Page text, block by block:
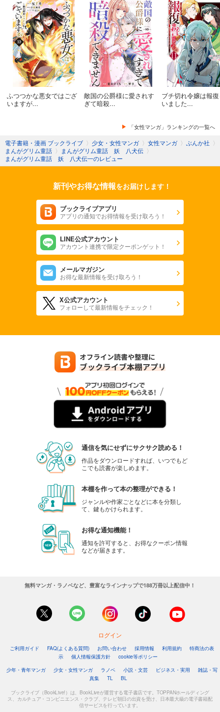
ふつつかな悪女ではござ
いますが...
敵国の公爵様に愛されす
ぎて暗殺...
ブチ切れ令嬢は報
いました...
「女性マンガ」ランキングの一覧へ
電子書籍・漫画 ブックライブ 〉 少女・女性マンガ 〉 女性マンガ 〉 ぶんか社 〉
まんがグリム童話 〉 まんがグリム童話 妖 八犬伝 〉
まんがグリム童話 妖 八犬伝一のレビュー
新刊やお得な情報をお届けします！
ブックライブアプリ
アプリの通知でお得情報を受け取ろう！
LINE公式アカウント
アカウント連携で限定クーポンゲット！
メールマガジン
お得な最新情報を受け取ろう！
X公式アカウント
フォローして最新情報をチェック！
通信を気にせずにサクサク読める！
作品をダウンロードすれば、いつでもど
こでも読書が楽しめます。
本棚を作って本の整理ができる！
ジャンルや作家ごとなどに本を分類し
て、鍵もかけられます。
お得な通知機能！
通知を許可すると、お得なクーポン情報
などが届きます。
無料マンガ・ラノベなど、豊富なラインナップで188万冊以上配信中！
ログイン
ご利用ガイド FAQ(よくある質問) お問い合わせ 採用情報 利用規約
特商法の表
示
個人情報保護方針
cookie等ポリシー
少年・青年マンガ
少女・女性マンガ ラノベ 小説・文芸 ビジネス・実用
雑誌・写
真集
TL BL
ブックライブ（BookLive!）は、BookLiveが運営する電子書店です。TOPPANホールディング
ス、カルチュア・コンビニエンス・クラブ、テレビ朝日の出資を受け、日本最大級の電子書籍配
信サービスを行っています。